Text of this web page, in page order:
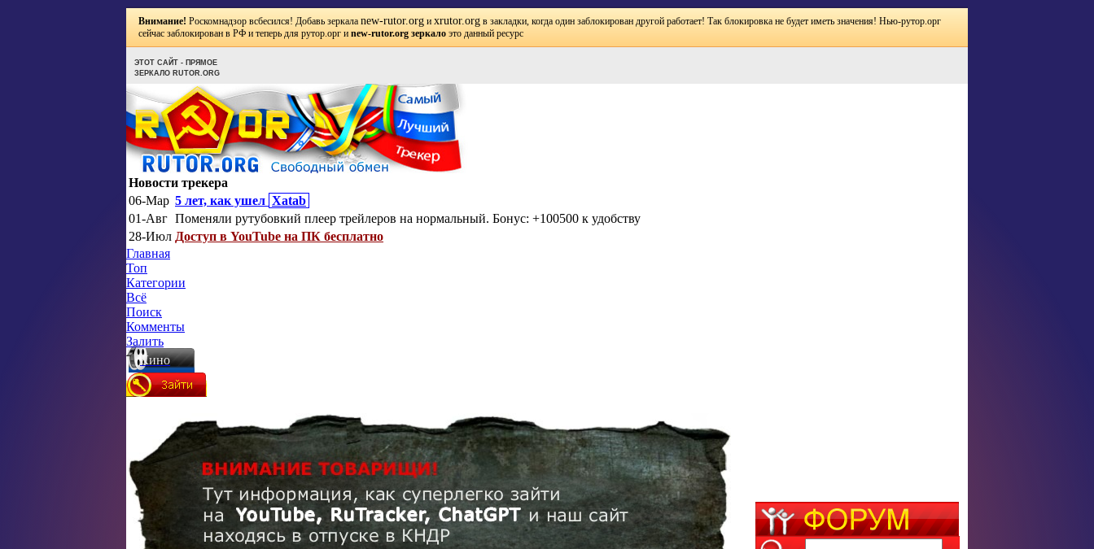
Внимание! Роскомнадзор всбесился! Добавь зеркала new-rutor.org и xrutor.org в закладки, когда один заблокирован другой работает! Так блокировка не будет иметь значения! Нью-рутор.орг
сейчас заблокирован в РФ и теперь для рутор.орг и new-rutor.org зеркало это данный ресурс
ЭТОТ САЙТ - ПРЯМОЕ
ЗЕРКАЛО RUTOR.ORG
Новости трекера
06-Мар 5 лет, как ушел Xatab
01-Авг Поменяли рутубовкий плеер трейлеров на нормальный. Бонус: +100500 к удобству
28-Июл Доступ в YouTube на ПК бесплатно
Главная
Топ
Категории
Всё
Поиск
Комменты
Залить
Кино